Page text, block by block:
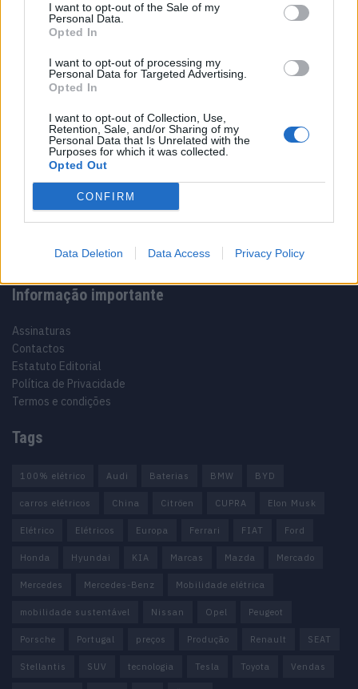
I want to opt-out of the Sale of my
Personal Data.
Opted In
I want to opt-out of processing my
Personal Data for Targeted Advertising.
Opted In
I want to opt-out of Collection, Use,
Retention, Sale, and/or Sharing of my
Personal Data that Is Unrelated with the
Purposes for which it was collected.
Opted Out
CONFIRM
Data Deletion Data Access Privacy Policy
Vídeo – Os renovados Skoda Scala e Kamiq
Sobre
Noticias do setor automóvel, novidades e ensaios.
Informação importante
Assinaturas
Contactos
Estatuto Editorial
Política de Privacidade
Termos e condições
Tags
100% elétrico Audi Baterias BMW BYD
carros elétricos China Citröen CUPRA Elon Musk
Elétrico Elétricos Europa Ferrari FIAT Ford
Honda Hyundai KIA Marcas Mazda Mercado
Mercedes Mercedes-Benz Mobilidade elétrica
mobilidade sustentável Nissan Opel Peugeot
Porsche Portugal preços Produção Renault SEAT
Stellantis SUV tecnologia Tesla Toyota Vendas